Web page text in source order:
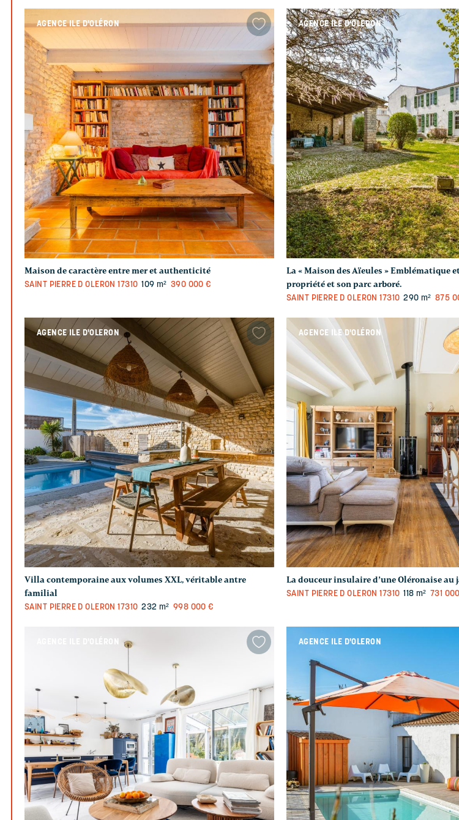
AGENCE ILE D'OLÉRON
Maison de caractère entre mer et authenticité
SAINT PIERRE D OLERON 17310 109 m² 390 000 €
AGENCE ILE D'OLERON
La « Maison des Aïeules » Emblématique
propriété et son parc arboré.
SAINT PIERRE D OLERON 17310 290 m² 875
AGENCE ILE D'OLERON
Villa contemporaine aux volumes XXL, véritable antre
familial
SAINT PIERRE D OLERON 17310 232 m² 998 000 €
AGENCE ILE D'OLÉRON
La douceur insulaire d’une Oléronaise
SAINT PIERRE D OLERON 17310 118 m² 731
AGENCE ILE D'OLÉRON AGENCE ILE D'OLERON